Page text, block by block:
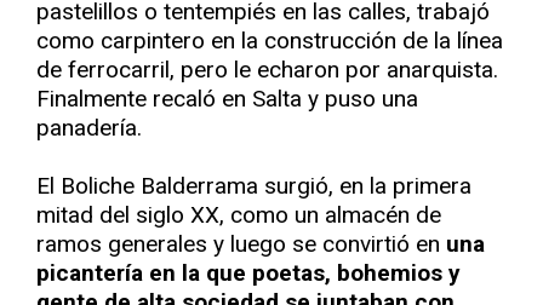
pastelillos o tentempiés en las calles, trabajó
como carpintero en la construcción de la línea
de ferrocarril, pero le echaron por anarquista.
Finalmente recaló en Salta y puso una
panadería.
El Boliche Balderrama surgió, en la primera
mitad del siglo XX, como un almacén de
ramos generales y luego se convirtió en una
picantería en la que poetas, bohemios y